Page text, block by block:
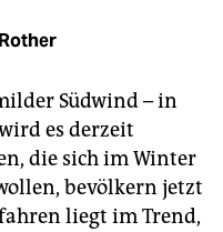
Südwind – in
es derzeit
die sich im Winter
bevölkern jetzt
liegt im Trend,